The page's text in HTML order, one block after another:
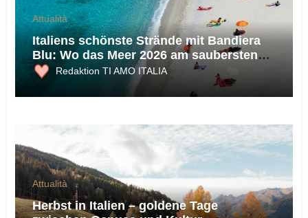
Attualità
Italiens schönste Strände mit Bandiera
Blu: Wo das Meer 2026 am saubersten
ist
Redaktion TI AMO ITALIA
Attualità
Herbst in Italien – goldene Tage